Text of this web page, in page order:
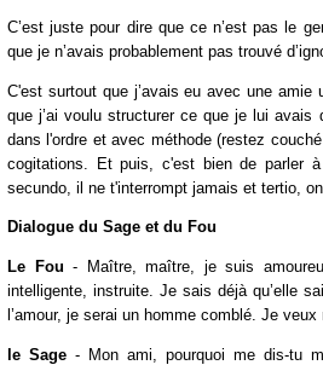
C’est juste pour dire que ce n’est pas le
que je n’avais probablement pas trouvé
C'est surtout que j’avais eu avec une
que j’ai voulu structurer ce que je lui
dans l'ordre et avec méthode (restez
cogitations. Et puis, c'est bien de parler
secundo, il ne t'interrompt jamais et tertio,
Dialogue du Sage et du Fou
Le Fou - Maître, maître, je suis
intelligente, instruite. Je sais déjà qu’elle
l’amour, je serai un homme comblé. Je
le Sage - Mon ami, pourquoi me dis-tu